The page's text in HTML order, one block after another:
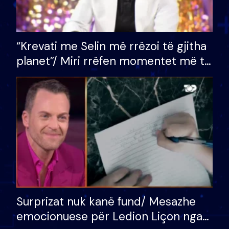
“Krevati me Selin më rrëzoi të gjitha
planet”/ Miri rrëfen momentet më të
bukura në shtëpinë e BB VIP: Do më
mungojë zilja e mëngjesit kur…
Surprizat nuk kanë fund/ Mesazhe
emocionuese për Ledion Liçon nga